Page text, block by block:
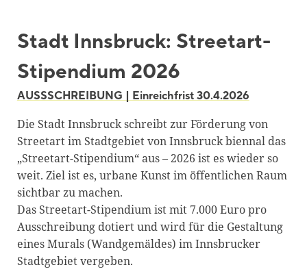
Stadt Innsbruck: Streetart-
Stipendium 2026
AUSSSCHREIBUNG | Einreichfrist 30.4.2026
Die Stadt Innsbruck schreibt zur Förderung von
Streetart im Stadtgebiet von Innsbruck biennal das
„Streetart-Stipendium“ aus – 2026 ist es wieder so
weit. Ziel ist es, urbane Kunst im öffentlichen Raum
sichtbar zu machen.
Das Streetart-Stipendium ist mit 7.000 Euro pro
Ausschreibung dotiert und wird für die Gestaltung
eines Murals (Wandgemäldes) im Innsbrucker
Stadtgebiet vergeben.
Blackboard
Bibliothek
Presse
Newsletter
Downloads
Suche